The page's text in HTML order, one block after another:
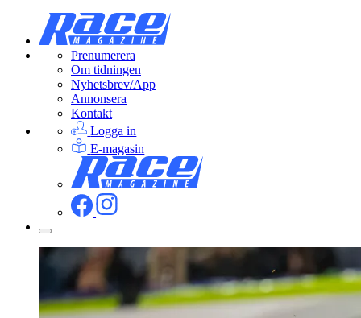
Prenumerera
Om tidningen
Nyhetsbrev/App
Annonsera
Kontakt
Logga in
E-magasin